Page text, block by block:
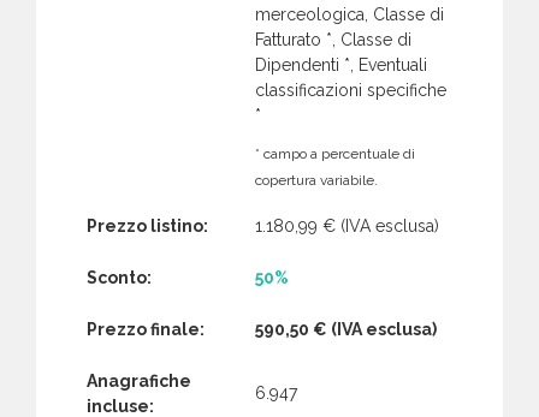
merceologica, Classe di
Fatturato *, Classe di
Dipendenti *, Eventuali
classificazioni specifiche
*
* campo a percentuale di
copertura variabile.
Prezzo listino: 1.180,99 € (IVA esclusa)
Sconto: 50%
Prezzo finale: 590,50 € (IVA esclusa)
Anagrafiche
incluse:
6.947